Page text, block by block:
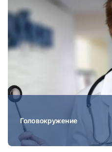
Головокружение